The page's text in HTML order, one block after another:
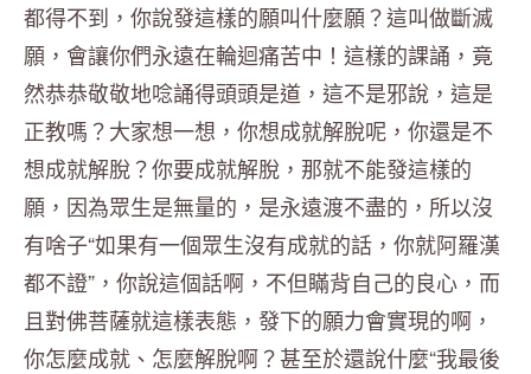
都得不到，你說發這樣的願叫什麼願？這叫做斷滅
願，會讓你們永遠在輪迴痛苦中！這樣的課誦，竟
然恭恭敬敬地唸誦得頭頭是道，這不是邪說，這是
正教嗎？大家想一想，你想成就解脫呢，你還是不
想成就解脫？你要成就解脫，那就不能發這樣的
願，因為眾生是無量的，是永遠渡不盡的，所以沒
有啥子“如果有一個眾生沒有成就的話，你就阿羅漢
都不證”，你說這個話啊，不但瞞背自己的良心，而
且對佛菩薩就這樣表態，發下的願力會實現的啊，
你怎麼成就、怎麼解脫啊？甚至於還說什麼“我最後